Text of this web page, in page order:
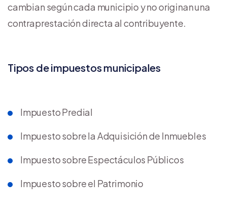
cambian según cada municipio y no originan una
contraprestación directa al contribuyente.
Tipos de impuestos municipales
Impuesto Predial
Impuesto sobre la Adquisición de Inmuebles
Impuesto sobre Espectáculos Públicos
Impuesto sobre el Patrimonio